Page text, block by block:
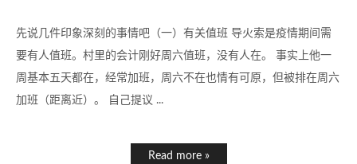
先说几件印象深刻的事情吧（一）有关值班 导火索是疫情期间需
要有人值班。村里的会计刚好周六值班，没有人在。 事实上他一
周基本五天都在，经常加班，周六不在也情有可原，但被排在周六
加班（距离近）。 自己提议 ...
Read more »